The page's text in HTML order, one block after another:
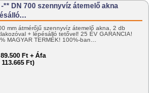
-** DN 700 szennyvíz átemelő akna
mm átmérőjű szennyvíz átemelő akna, 2 db
+ lépésálló tetővel! 25 ÉV GARANCIA!
MAGYAR TERMÉK! 100%-ban…
89.500 Ft + Áfa
113.665 Ft)